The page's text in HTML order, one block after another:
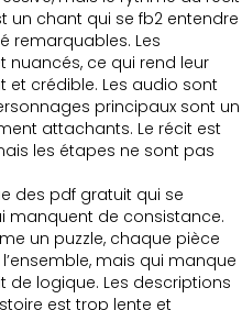
un chant qui se fb2 entendre
remarquables. Les
ce qui rend leur
crédible. Les audio sont
principaux sont un
attachants. Le récit est
les étapes ne sont pas
des pdf gratuit qui se
manquent de consistance.
un puzzle, chaque pièce
mais qui manque
logique. Les descriptions
est trop lente et